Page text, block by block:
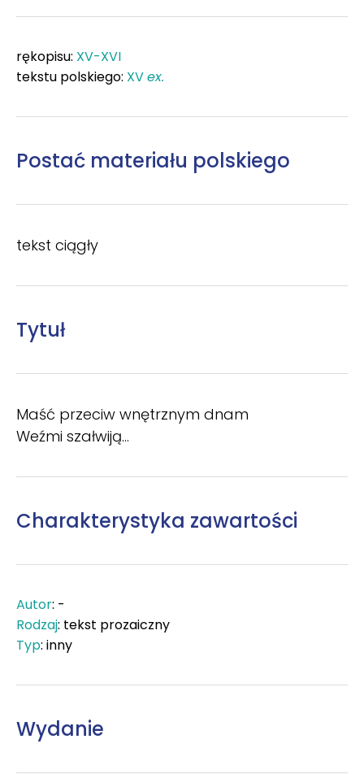
rękopisu: XV-XVI
tekstu polskiego: XVex.
Postać materiału polskiego
tekst ciągły
Tytuł
Maść przeciw wnętrznym dnam
Weźmi szałwiją...
Charakterystyka zawartości
Autor: -
Rodzaj: tekst prozaiczny
Typ: inny
Wydanie